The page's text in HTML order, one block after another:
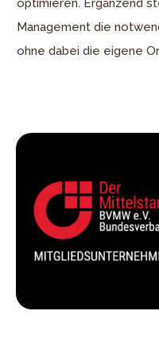
optimieren. Ergänzend
Management die
ohne dabei die eigene